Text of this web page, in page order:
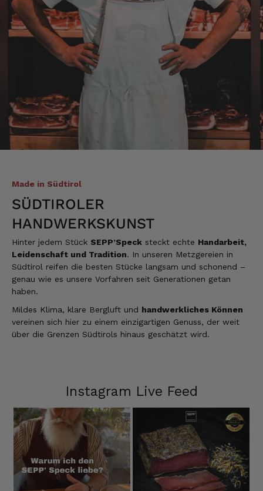
Made in Südtirol
SÜDTIROLER
HANDWERKSKUNST
Hinter jedem Stück SEPP’Speck steckt echte Handarbeit,
Leidenschaft und Tradition. In unseren Metzgereien in
Südtirol reifen die besten Stücke langsam und schonend –
genau wie es unsere Vorfahren seit Generationen getan
haben.
Mildes Klima, klare Bergluft und handwerkliches Können
vereinen sich hier zu einem einzigartigen Genuss, der weit
über die Grenzen Südtirols hinaus geschätzt wird.
Instagram Live Feed
Sebastian
Verifizierter Kunde
... schnelle Lieferung, super Service und die
Ware( Probierpaket und Speck "Herzstück")
sieht hervorragend aus und schmeckt auch
dementsprechend...
Mathias
Die Verpackung hatte beim Transport sehr
Alle Bewertungen Lesen